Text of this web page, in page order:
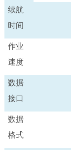
续航
时间
作业
速度
数据
接口
数据
格式